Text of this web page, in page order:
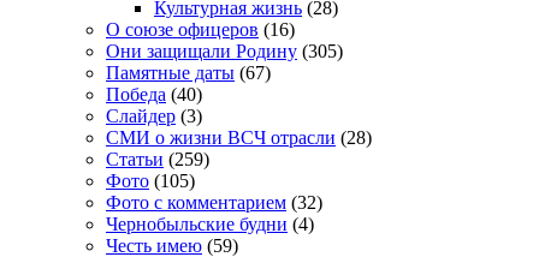
Культурная жизнь (28)
О союзе офицеров (16)
Они защищали Родину (305)
Памятные даты (67)
Победа (40)
Слайдер (3)
СМИ о жизни ВСЧ отрасли (28)
Статьи (259)
Фото (105)
Фото с комментарием (32)
Чернобыльские будни (4)
Честь имею (59)